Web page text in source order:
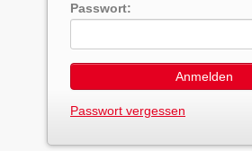
Passwort:
Anmelden
Passwort vergessen